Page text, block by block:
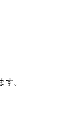
す。